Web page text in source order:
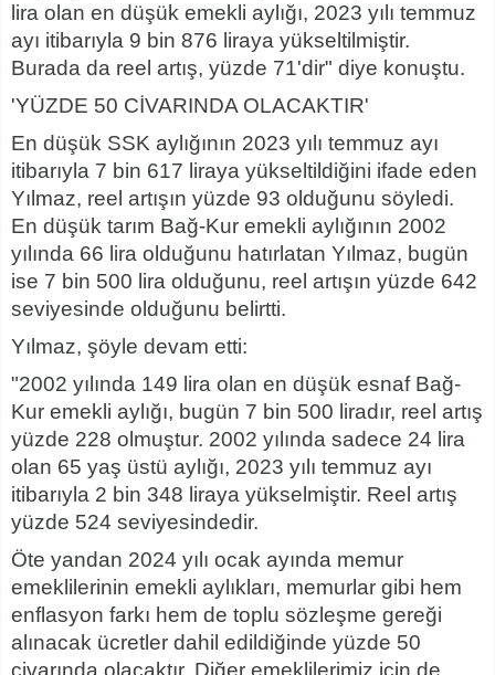
lira olan en düşük emekli aylığı, 2023 yılı temmuz
ayı itibarıyla 9 bin 876 liraya yükseltilmiştir.
Burada da reel artış, yüzde 71'dir" diye konuştu.
'YÜZDE 50 CİVARINDA OLACAKTIR'
En düşük SSK aylığının 2023 yılı temmuz ayı
itibarıyla 7 bin 617 liraya yükseltildiğini ifade eden
Yılmaz, reel artışın yüzde 93 olduğunu söyledi.
En düşük tarım Bağ-Kur emekli aylığının 2002
yılında 66 lira olduğunu hatırlatan Yılmaz, bugün
ise 7 bin 500 lira olduğunu, reel artışın yüzde 642
seviyesinde olduğunu belirtti.
Yılmaz, şöyle devam etti:
"2002 yılında 149 lira olan en düşük esnaf Bağ-
Kur emekli aylığı, bugün 7 bin 500 liradır, reel artış
yüzde 228 olmuştur. 2002 yılında sadece 24 lira
olan 65 yaş üstü aylığı, 2023 yılı temmuz ayı
itibarıyla 2 bin 348 liraya yükselmiştir. Reel artış
yüzde 524 seviyesindedir.
Öte yandan 2024 yılı ocak ayında memur
emeklilerinin emekli aylıkları, memurlar gibi hem
enflasyon farkı hem de toplu sözleşme gereği
alınacak ücretler dahil edildiğinde yüzde 50
civarında olacaktır. Diğer emeklilerimiz için de